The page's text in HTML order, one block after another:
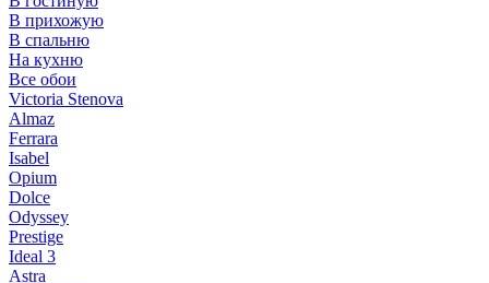
В прихожую
В спальню
На кухню
Все обои
Victoria Stenova
Almaz
Ferrara
Isabel
Opium
Dolce
Odyssey
Prestige
Ideal 3
Astra